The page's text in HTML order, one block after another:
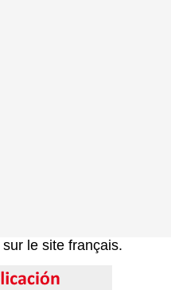
sur le site français.